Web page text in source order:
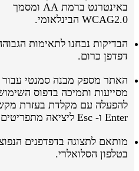
באינטרנט ברמת AA ומסמך
WCAG2.0 הבינלאומי.
הבדיקות נבחנו לתאימות הגבוהה
דפדפן כרום.
האתר מספק מבנה סמנטי עבור
מסייעות ותמיכה בדפוס השימוש
להפעלה עם מקלדת בעזרת מקשי
Enter ו- Esc ליציאה מתפריטים וחלונות.
מותאם לתצוגה בדפדפנים
בטלפון הסלואלרי.